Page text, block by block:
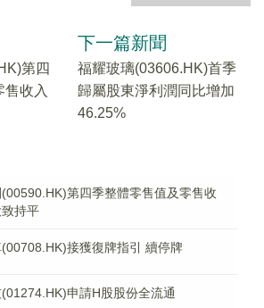
第四
售收入
下一篇新聞
福耀玻璃(03606.HK)首季
歸屬股東淨利潤同比增加
46.25%
第四季整體零售值及零售收
致持平
接獲復牌指引 續停牌
申請H股股份全流通